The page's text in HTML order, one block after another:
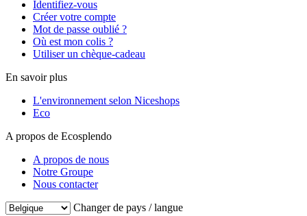
Identifiez-vous
Créer votre compte
Mot de passe oublié ?
Où est mon colis ?
Utiliser un chèque-cadeau
En savoir plus
L'environnement selon Niceshops
Eco
A propos de Ecosplendo
A propos de nous
Notre Groupe
Nous contacter
Changer de pays / langue